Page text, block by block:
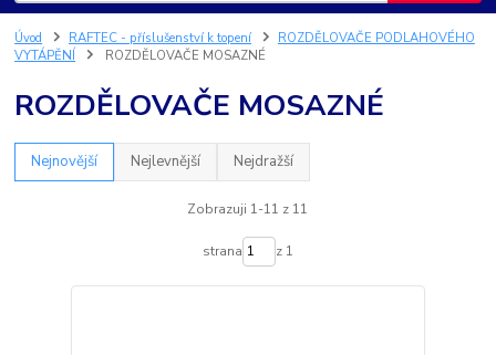
Úvod RAFTEC - příslušenství k topení
ROZDĚLOVAČE PODLAHOVÉHO
VYTÁPĚNÍ
ROZDĚLOVAČE MOSAZNÉ
ROZDĚLOVAČE MOSAZNÉ
Nejnovější Nejlevnější Nejdražší
Zobrazuji 1-11 z 11
strana z 1